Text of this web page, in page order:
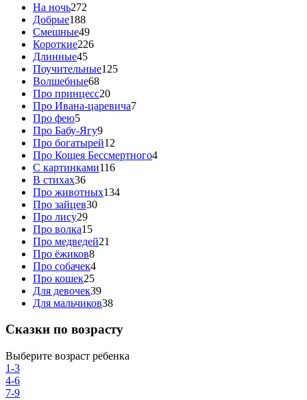
На ночь272
Добрые188
Смешные49
Короткие226
Длинные45
Поучительные125
Волшебные68
Про принцесс20
Про Ивана-царевича7
Про фею5
Про Бабу-Ягу9
Про богатырей12
Про Кощея Бессмертного4
С картинками116
В стихах36
Про животных134
Про зайцев30
Про лису29
Про волка15
Про медведей21
Про ёжиков8
Про собачек4
Про кошек25
Для девочек39
Для мальчиков38
Сказки по возрасту
Выберите возраст ребенка
1-3
4-6
7-9